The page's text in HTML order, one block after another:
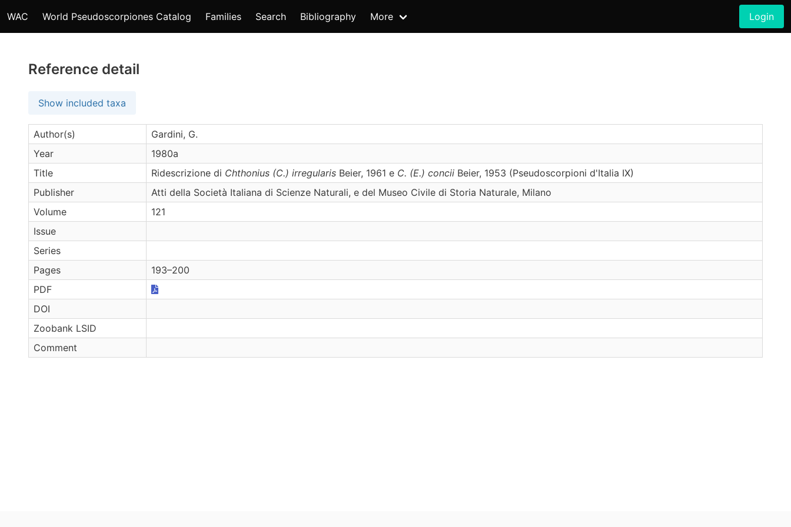
WAC World Pseudoscorpiones Catalog Families Search Bibliography More Login
Reference detail
Show included taxa
Author(s)
Gardini, G.
Year
1980a
Title
Ridescrizione di Chthonius (C.) irregularis Beier, 1961 e C. (E.) concii Beier, 1953 (Pseudoscorpioni d'Italia IX)
Publisher
Atti della Società Italiana di Scienze Naturali, e del Museo Civile di Storia Naturale, Milano
Volume
121
Issue
Series
Pages
193–200
PDF
DOI
Zoobank LSID
Comment